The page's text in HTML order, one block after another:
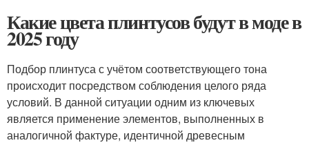
Какие цвета плинтусов будут в моде в
2025 году
Подбор плинтуса с учётом соответствующего тона
происходит посредством соблюдения целого ряда
условий. В данной ситуации одним из ключевых
является применение элементов, выполненных в
аналогичной фактуре, идентичной древесным